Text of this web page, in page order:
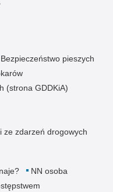
Bezpieczeństwo pieszych
(strona GDDKiA)
ze zdarzeń drogowych
NN osoba